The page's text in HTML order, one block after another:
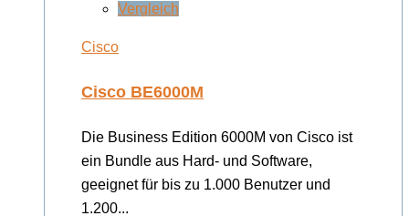
Vergleich
Cisco
Cisco BE6000M
Die Business Edition 6000M von Cisco ist
ein Bundle aus Hard- und Software,
geeignet für bis zu 1.000 Benutzer und
1.200...